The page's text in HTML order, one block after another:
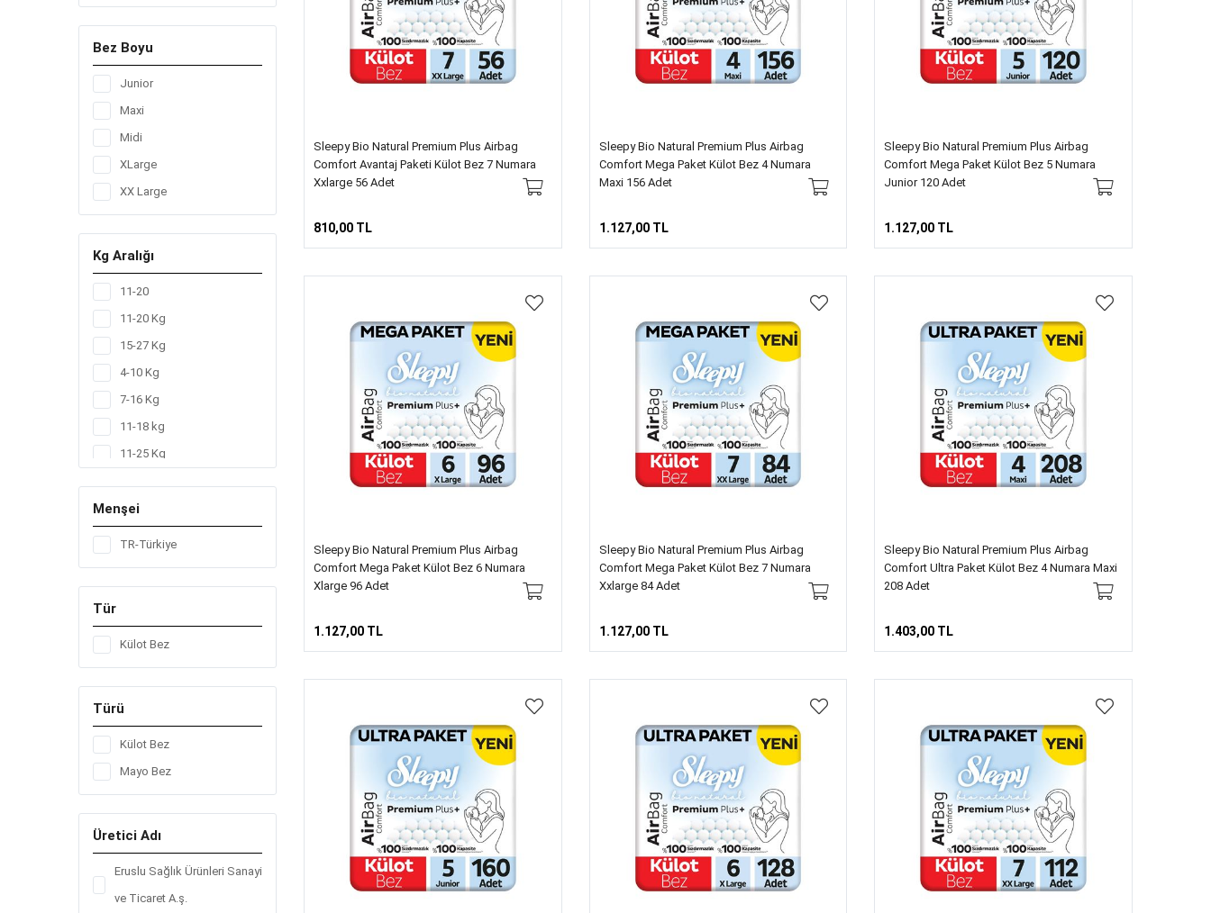
56
60
64
72
78
80
84
90
Bez Boyu
Junior
Maxi
Midi
XLarge
XX Large
Kg Aralığı
11-20
11-20 Kg
15-27 Kg
4-10 Kg
7-16 Kg
11-18 kg
11-25 Kg
4-14 Kg
Menşei
TR-Türkiye
Tür
Külot Bez
Türü
Külot Bez
Mayo Bez
Üretici Adı
Eruslu Sağlık Ürünleri Sanayi
ve Ticaret A.ş.
Sleepy Bio Natural Premium Plus Airbag
Comfort Avantaj Paketi Külot Bez 7 Numara
Xxlarge 56 Adet
810,00 TL
Sleepy Bio Natural Premium Plus Airbag
Comfort Mega Paket Külot Bez 4 Numara
Maxi 156 Adet
1.127,00 TL
Sleepy Bio Natural Premium Plus Airbag
Comfort Mega Paket Külot Bez 5 Numara
Junior 120 Adet
1.127,00 TL
Sleepy Bio Natural Premium Plus Airbag
Comfort Mega Paket Külot Bez 6 Numara
Xlarge 96 Adet
1.127,00 TL
Sleepy Bio Natural Premium Plus Airbag
Comfort Mega Paket Külot Bez 7 Numara
Xxlarge 84 Adet
1.127,00 TL
Sleepy Bio Natural Premium Plus Airbag
Comfort Ultra Paket Külot Bez 4 Numara Maxi
208 Adet
1.403,00 TL